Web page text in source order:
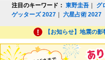
注目のキーワード： 東野圭吾 グ
ゲッターズ 2027 ｜六星占術 2027
【お知らせ】地震の